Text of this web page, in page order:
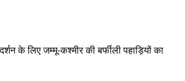
के लिए जम्मू-कश्मीर की बर्फीली पहाड़ियों का